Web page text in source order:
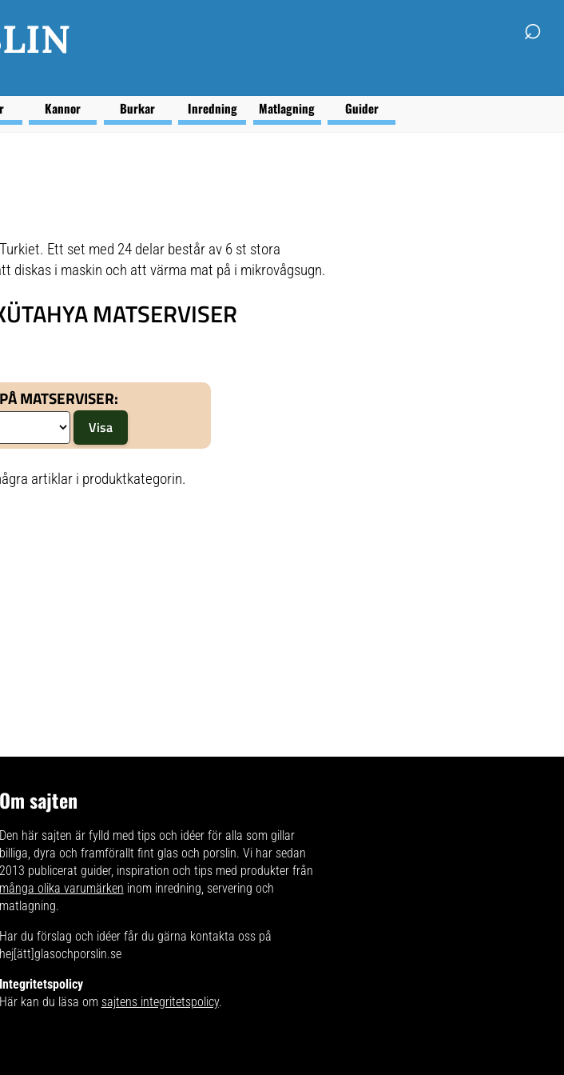
⌕
Kannor Burkar Inredning Matlagning Guider
Ett set med 24 delar består av 6 st stora
diskas i maskin och att värma mat på i mikrovågsugn.
MATSERVISER
MATSERVISER:
artiklar i produktkategorin.
Om sajten
Den här sajten är fylld med tips och idéer för alla som gillar
billiga, dyra och framförallt fint glas och porslin. Vi har sedan
2013 publicerat guider, inspiration och tips med produkter från
många olika varumärken inom inredning, servering och
matlagning.
Har du förslag och idéer får du gärna kontakta oss på
hej[ätt]glasochporslin.se
Integritetspolicy
Här kan du läsa om sajtens integritetspolicy.